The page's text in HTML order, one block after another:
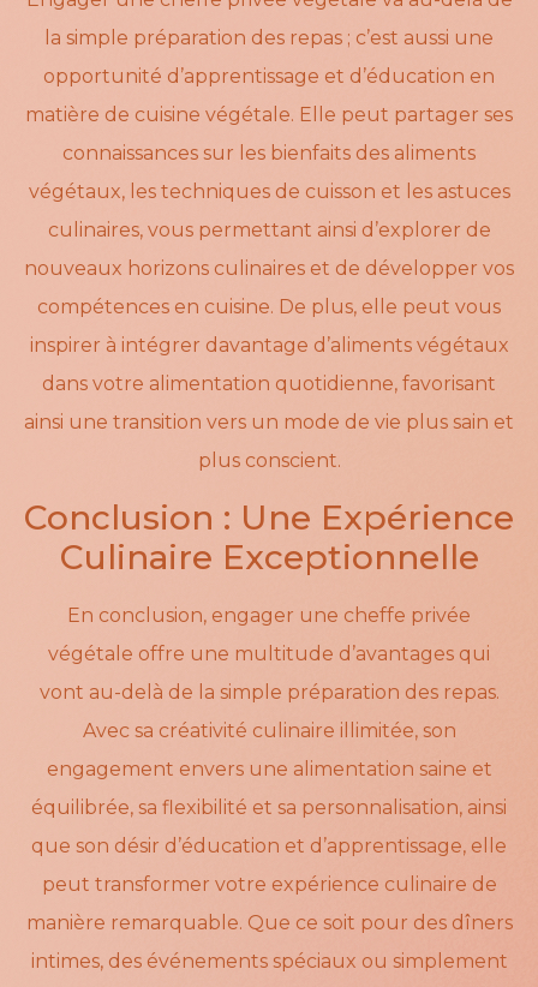
la simple préparation des repas ; c’est aussi une
opportunité d’apprentissage et d’éducation en
matière de cuisine végétale. Elle peut partager ses
connaissances sur les bienfaits des aliments
végétaux, les techniques de cuisson et les astuces
culinaires, vous permettant ainsi d’explorer de
nouveaux horizons culinaires et de développer vos
compétences en cuisine. De plus, elle peut vous
inspirer à intégrer davantage d’aliments végétaux
dans votre alimentation quotidienne, favorisant
ainsi une transition vers un mode de vie plus sain et
plus conscient.
Conclusion : Une Expérience
Culinaire Exceptionnelle
En conclusion, engager une cheffe privée
végétale offre une multitude d’avantages qui
vont au-delà de la simple préparation des repas.
Avec sa créativité culinaire illimitée, son
engagement envers une alimentation saine et
équilibrée, sa flexibilité et sa personnalisation, ainsi
que son désir d’éducation et d’apprentissage, elle
peut transformer votre expérience culinaire de
manière remarquable. Que ce soit pour des dîners
intimes, des événements spéciaux ou simplement